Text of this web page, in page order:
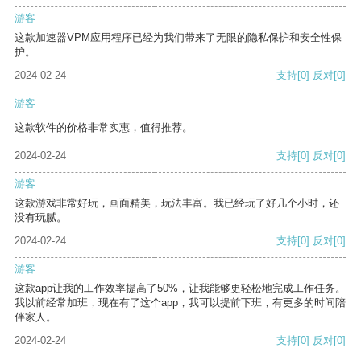
游客
这款加速器VPM应用程序已经为我们带来了无限的隐私保护和安全性保
护。
2024-02-24
支持[0] 反对[0]
游客
这款软件的价格非常实惠，值得推荐。
2024-02-24 支持[0] 反对[0]
游客
这款游戏非常好玩，画面精美，玩法丰富。我已经玩了好几个小时，还
没有玩腻。
2024-02-24
支持[0] 反对[0]
游客
这款app让我的工作效率提高了50%，让我能够更轻松地完成工作任务。
我以前经常加班，现在有了这个app，我可以提前下班，有更多的时间陪
伴家人。
2024-02-24
支持[0] 反对[0]